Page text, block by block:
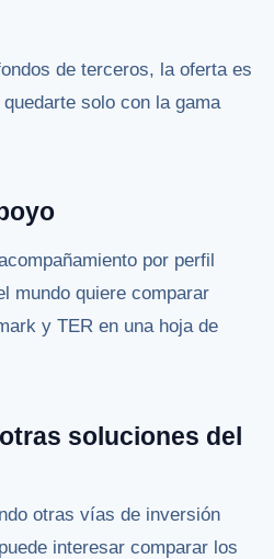
de terceros, la oferta es
solo con la gama
por perfil
mundo quiere comparar
y TER en una hoja de
soluciones del
otras vías de inversión
interesar comparar los